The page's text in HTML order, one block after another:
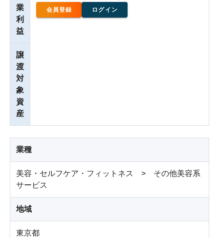
業
利
益
会員登録 ログイン
譲
渡
対
象
資
産
業種
美容・セルフケア・フィットネス > その他美容系
サービス
地域
東京都